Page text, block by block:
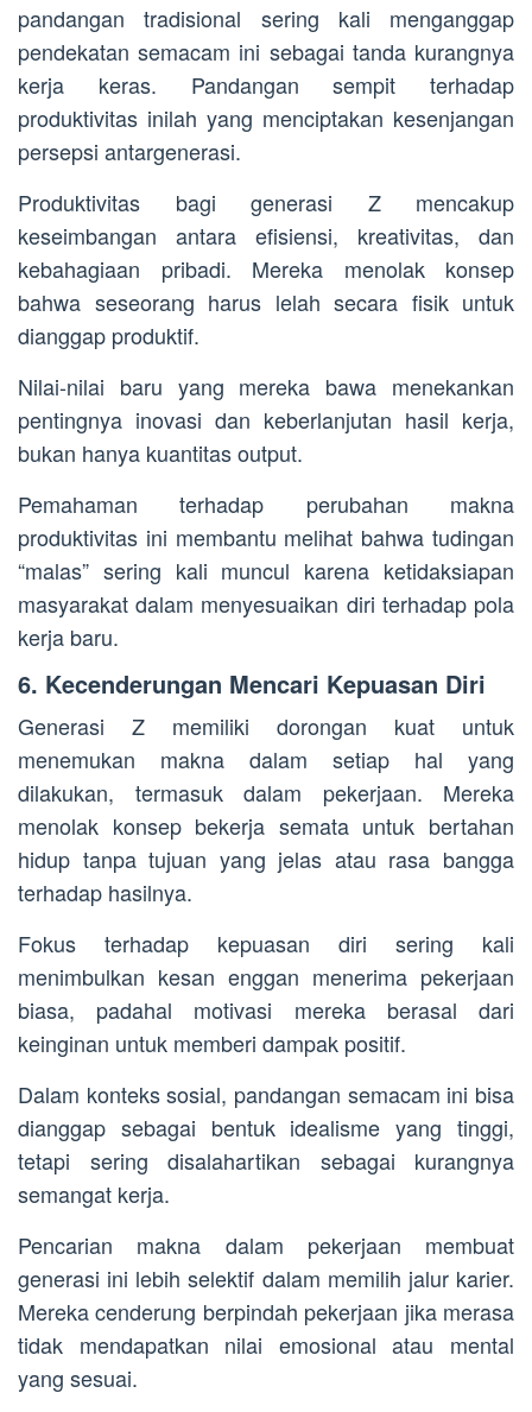
pandangan tradisional sering kali menganggap
pendekatan semacam ini sebagai tanda kurangnya
kerja keras. Pandangan sempit terhadap
produktivitas inilah yang menciptakan kesenjangan
persepsi antargenerasi.
Produktivitas bagi generasi Z mencakup
keseimbangan antara efisiensi, kreativitas, dan
kebahagiaan pribadi. Mereka menolak konsep
bahwa seseorang harus lelah secara fisik untuk
dianggap produktif.
Nilai-nilai baru yang mereka bawa menekankan
pentingnya inovasi dan keberlanjutan hasil kerja,
bukan hanya kuantitas output.
Pemahaman terhadap perubahan makna
produktivitas ini membantu melihat bahwa tudingan
“malas” sering kali muncul karena ketidaksiapan
masyarakat dalam menyesuaikan diri terhadap pola
kerja baru.
6. Kecenderungan Mencari Kepuasan Diri
Generasi Z memiliki dorongan kuat untuk
menemukan makna dalam setiap hal yang
dilakukan, termasuk dalam pekerjaan. Mereka
menolak konsep bekerja semata untuk bertahan
hidup tanpa tujuan yang jelas atau rasa bangga
terhadap hasilnya.
Fokus terhadap kepuasan diri sering kali
menimbulkan kesan enggan menerima pekerjaan
biasa, padahal motivasi mereka berasal dari
keinginan untuk memberi dampak positif.
Dalam konteks sosial, pandangan semacam ini bisa
dianggap sebagai bentuk idealisme yang tinggi,
tetapi sering disalahartikan sebagai kurangnya
semangat kerja.
Pencarian makna dalam pekerjaan membuat
generasi ini lebih selektif dalam memilih jalur karier.
Mereka cenderung berpindah pekerjaan jika merasa
tidak mendapatkan nilai emosional atau mental
yang sesuai.